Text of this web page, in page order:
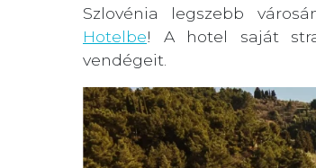
Szlovénia legszebb
Hotelbe! A hotel saját
vendégeit.